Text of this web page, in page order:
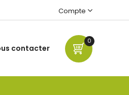
Compte
0
contacter